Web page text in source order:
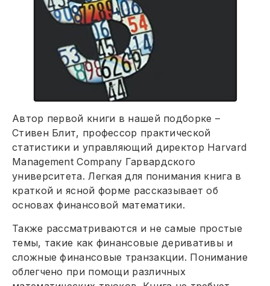
Автор первой книги в нашей подборке –
Стивен Блит, профессор практической
статистики и управляющий директор Harvard
Management Company Гарвардского
университета. Легкая для понимания книга в
краткой и ясной форме рассказывает об
основах финансовой математики.
Также рассматриваются и не самые простые
темы, такие как финансовые деривативы и
сложные финансовые транзакции. Понимание
облегчено при помощи различных